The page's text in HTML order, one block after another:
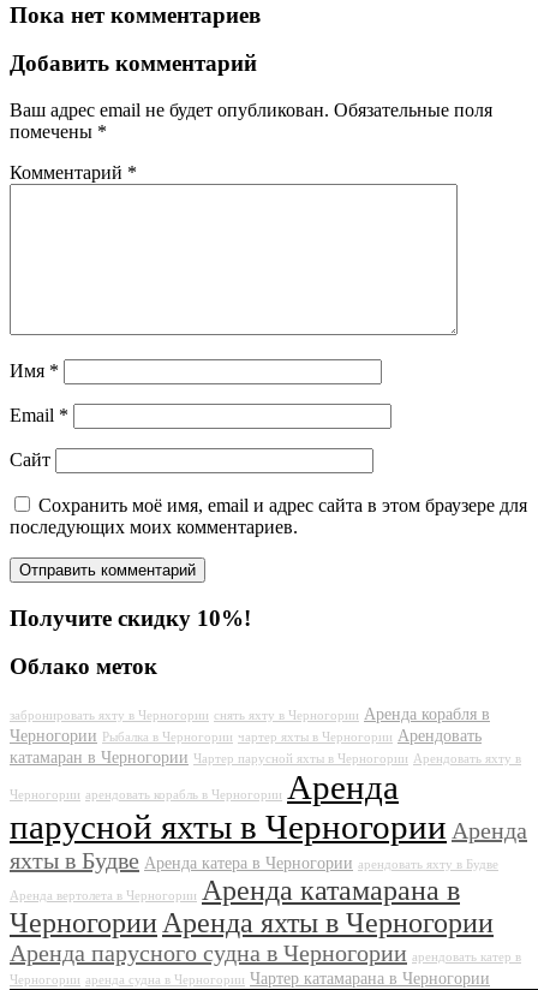
Пока нет комментариев
Добавить комментарий
Ваш адрес email не будет опубликован. Обязательные поля
помечены *
Комментарий *
Имя *
Email *
Сайт
Сохранить моё имя, email и адрес сайта в этом браузере для
последующих моих комментариев.
Получите скидку 10%!
Облако меток
забронировать яхту в Черногории снять яхту в Черногории Аренда корабля в
Черногории
Рыбалка в Черногории чартер яхты в Черногории Арендовать
катамаран в Черногории Чартер парусной яхты в Черногории Арендовать яхту в
Черногории арендовать корабль в Черногории
Аренда
парусной яхты в Черногории Аренда
яхты в Будве Аренда катера в Черногории арендовать яхту в Будве
Аренда вертолета в Черногории
Аренда катамарана в
Черногории Аренда яхты в Черногории
Аренда парусного судна в Черногории арендовать катер в
Черногории аренда судна в Черногории Чартер катамарана в Черногории